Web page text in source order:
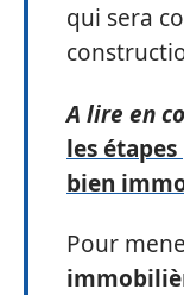
qui sera
A lire en
les
bien
Pour